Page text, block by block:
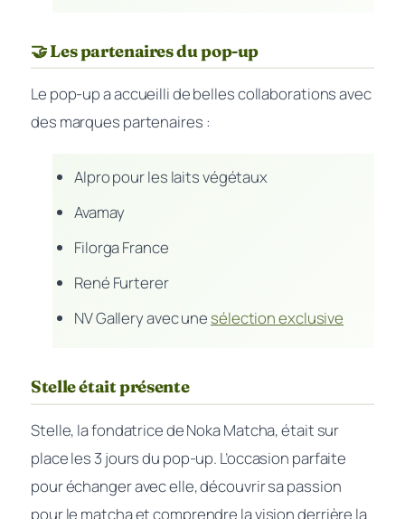
🤝 Les partenaires du pop-up
Le pop-up a accueilli de belles collaborations avec
des marques partenaires :
Alpro pour les laits végétaux
Avamay
Filorga France
René Furterer
NV Gallery avec une sélection exclusive
Stelle était présente
Stelle, la fondatrice de Noka Matcha, était sur
place les 3 jours du pop-up. L’occasion parfaite
pour échanger avec elle, découvrir sa passion
pour le matcha et comprendre la vision derrière la